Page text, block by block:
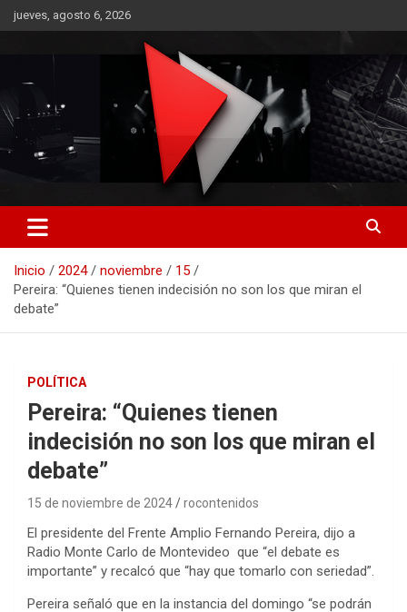
Saltar
al
jueves, agosto 6, 2026
RO CONTENIDOS
Inicio 2024 noviembre
15
Pereira: “Quienes tienen indecisión no son los que miran el
debate”
POLÍTICA
Pereira: “Quienes tienen
indecisión no son los que miran el
debate”
15 de noviembre de 2024 rocontenidos
El presidente del Frente Amplio Fernando Pereira, dijo a
Radio Monte Carlo de Montevideo que “el debate es
importante” y recalcó que “hay que tomarlo con seriedad”.
Pereira señaló que en la instancia del domingo “se podrán